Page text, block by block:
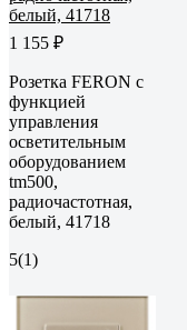
1 155 ₽
Розетка FERON с
функцией
управления
осветительным
оборудованием
tm500,
радиочастотная,
белый, 41718
5(1)